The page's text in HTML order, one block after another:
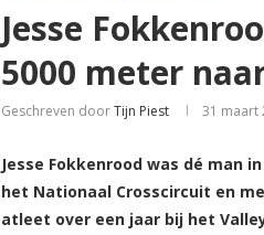
Jesse
5000 meter
Geschreven doorTijn Piest 31 maart
Jesse Fokkenrood was dé man
het Nationaal Crosscircuit en
atleet over een jaar bij het